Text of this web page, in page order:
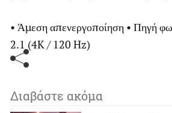
• Άμεση απενεργοποίηση • Πηγή
2.1 (4K / 120 Hz)
Διαβάστε ακόμα